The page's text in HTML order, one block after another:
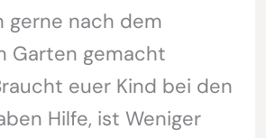
gerne nach dem
Garten gemacht
euer Kind bei den
Hilfe, ist Weniger